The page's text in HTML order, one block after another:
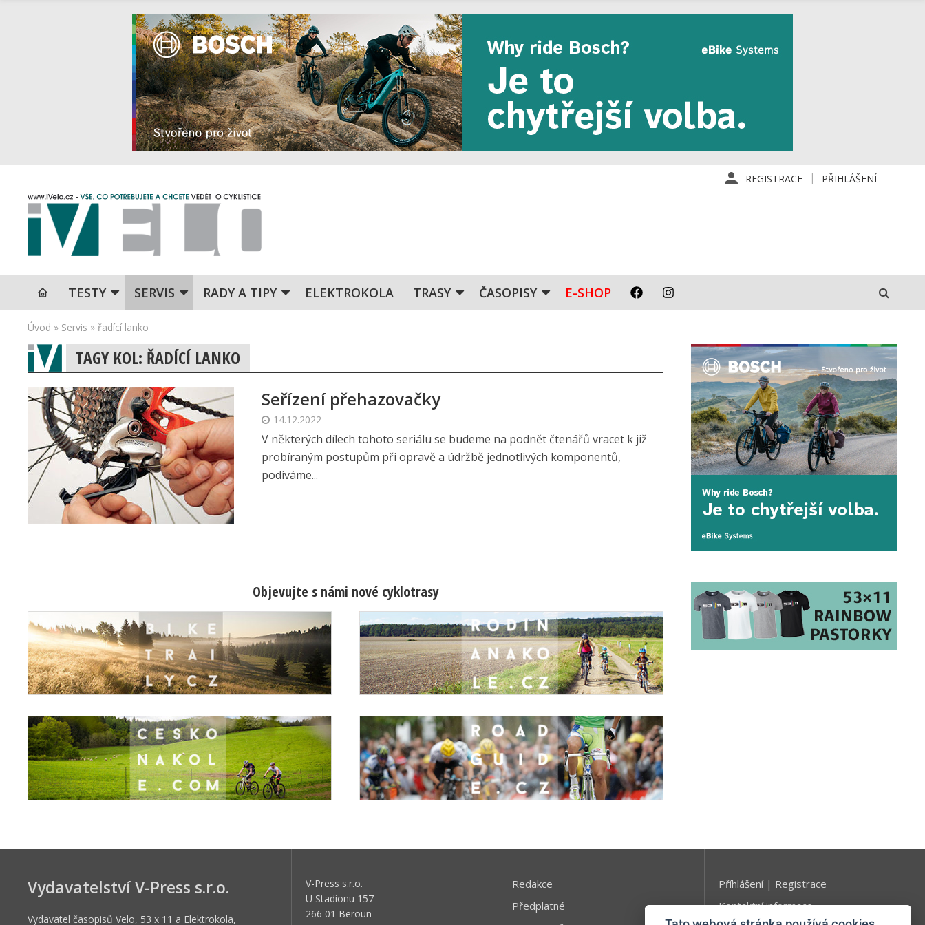
REGISTRACE PŘIHLÁŠENÍ
TESTY SERVIS RADY A TIPY ELEKTROKOLA TRASY ČASOPISY E-SHOP
Úvod » Servis » řadící lanko
TAGY KOL: ŘADÍCÍ LANKO
Seřízení přehazovačky
14.12.2022
V některých dílech tohoto seriálu se budeme na podnět čtenářů vracet k již
probíraným postupům při opravě a údržbě jednotlivých komponentů,
podíváme...
Objevujte s námi nové cyklotrasy
Vydavatelství V-Press s.r.o.
Vydavatel časopisů Velo, 53 x 11 a Elektrokola,
V-Press s.r.o.
U Stadionu 157
266 01 Beroun
Redakce
Předplatné
Příhlášení | Registrace
Kontaktní informace